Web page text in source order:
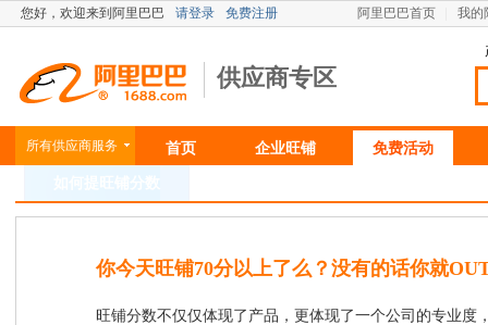
您好， 欢迎来到阿里巴巴 请登录 免费注册 阿里巴巴首页 我的
供应商专区
所有供应商服务 首页 企业旺铺
免费活动
你今天旺铺70分以上了么？没有的话你就
旺铺分数不仅仅体现了产品，更体现了一个公司的专业